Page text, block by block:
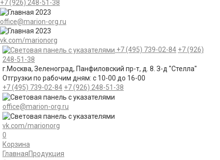
+7 (926) 248-51-38
office@marion-org.ru
vk.com/marionorg
+7 (495) 739-02-84 +7 (926)
248-51-38
г.Москва, Зеленоград, Панфиловский пр-т, д. 8. З-д "Стелла"
Отгрузки по рабочим дням: с 10-00 до 16-00
+7 (495) 739-02-84 +7 (926) 248-51-38
office@marion-org.ru
vk.com/marionorg
0
Корзина
ГлавнаяПродукция